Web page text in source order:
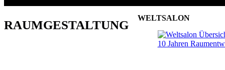
RAUMGESTALTUNG
WELTSALON